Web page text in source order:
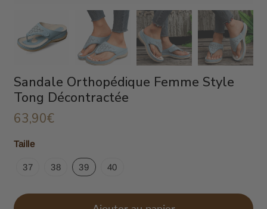
Sandale Orthopédique Femme Style
Tong Décontractée
63,90€
price
Taille
37 38 39 40